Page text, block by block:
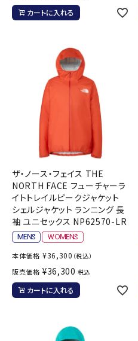
カートに入れる
ザ・ノース・フェイス THE
NORTH FACE フューチャーラ
イトトレイルピークジャケット
シェルジャケット ランニング 長
袖 ユニセックス NP62570-LR
本体価格 ¥36,300 （税込）
販売価格 ¥36,300 税込
カートに入れる